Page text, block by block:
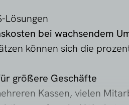
Lösungen
bei wachsendem
können sich die
größere Geschäfte
Kassen, vielen